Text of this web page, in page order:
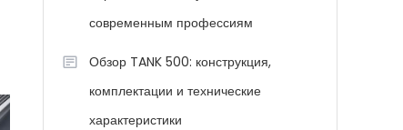
современным профессиям
Обзор TANK 500: конструкция,
комплектации и технические
характеристики